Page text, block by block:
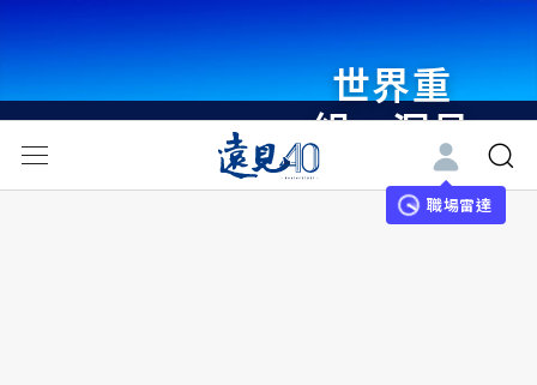
世界重
組・洞見
未來 與
世界領袖
職場雷達